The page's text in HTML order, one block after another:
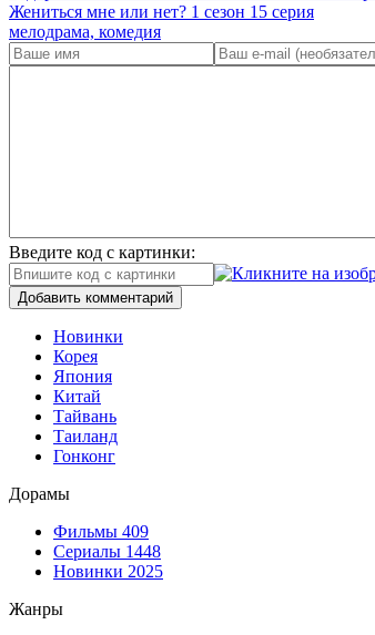
Жениться мне или нет? 1 сезон 15 серия
мелодрама, комедия
Введите код с картинки:
Добавить комментарий
Новинки
Корея
Япония
Китай
Тайвань
Таиланд
Гонконг
Дорамы
Фильмы 409
Сериалы 1448
Новинки 2025
Жанры